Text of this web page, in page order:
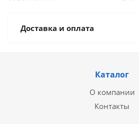
Доставка и оплата
Каталог
О компании
Контакты